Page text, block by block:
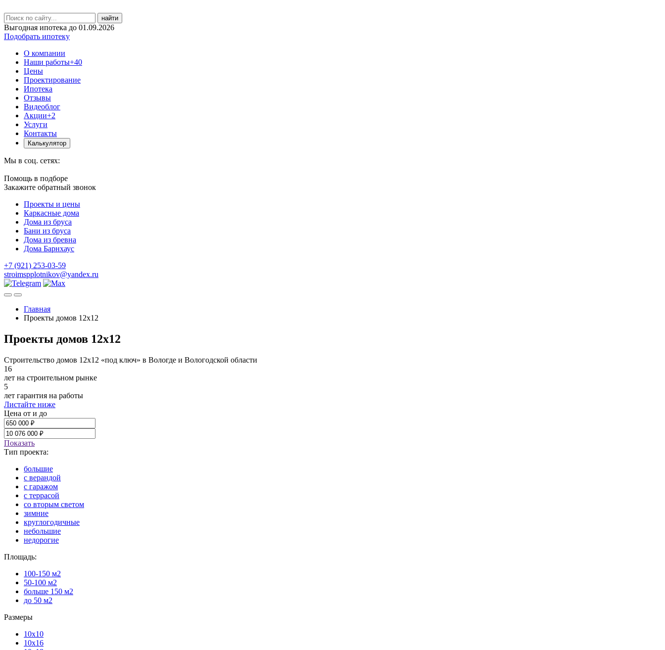
найти
Выгодная ипотека до 01.09.2026
Подобрать ипотеку
О компании
Наши работы+40
Цены
Проектирование
Ипотека
Отзывы
Видеоблог
Акции+2
Услуги
Контакты
Калькулятор
Мы в соц. сетях:
Помощь в подборе
Закажите обратный звонок
Проекты и цены
Каркасные дома
Дома из бруса
Бани из бруса
Дома из бревна
Дома Барнхаус
+7 (921) 253-03-59
stroimspplotnikov@yandex.ru
Главная
Проекты домов 12х12
Проекты домов 12х12
Строительство домов 12х12 «под ключ» в Вологде и Вологодской области
16
лет на строительном рынке
5
лет гарантия на работы
Листайте ниже
Цена от и до
Показать
Тип проекта:
большие
с верандой
с гаражом
с террасой
со вторым светом
зимние
круглогодичные
небольшие
недорогие
Площадь:
100-150 м2
50-100 м2
больше 150 м2
до 50 м2
Размеры
10х10
10х16